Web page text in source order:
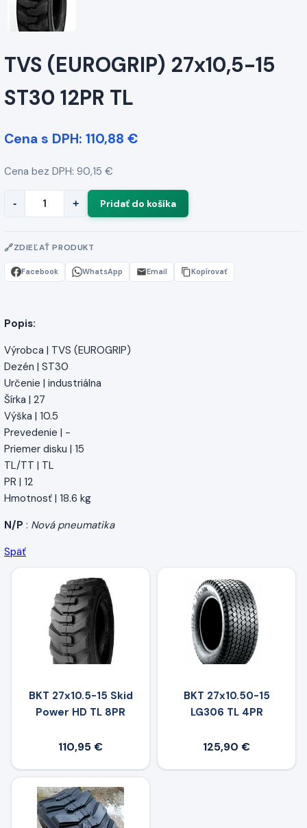
TVS (EUROGRIP) 27x10,5-15
ST30 12PR TL
Cena s DPH: 110,88 €
Cena bez DPH: 90,15 €
- +
ZDIEĽAŤ PRODUKT
Facebook WhatsApp Email Kopírovať
Popis:
Výrobca | TVS (EUROGRIP)
Dezén | ST30
Určenie | industriálna
Šírka | 27
Výška | 10.5
Prevedenie | -
Priemer disku | 15
TL/TT | TL
PR | 12
Hmotnosť | 18.6 kg
N/P : Nová pneumatika
Späť
BKT 27x10.5-15 Skid
Power HD TL 8PR
110,95 €
BKT 27x10.50-15
LG306 TL 4PR
125,90 €